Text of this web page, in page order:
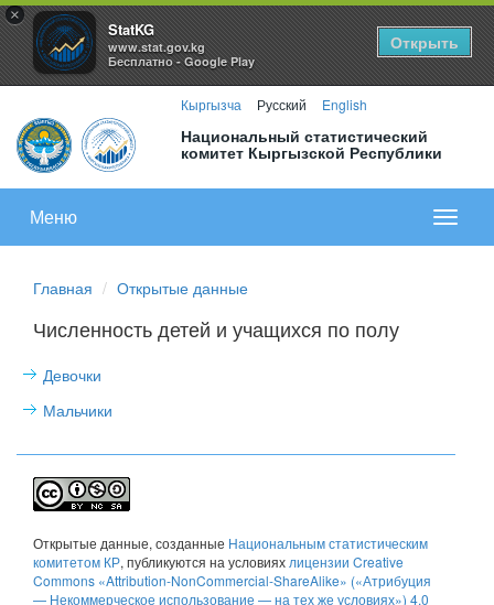
×
StatKG
www.stat.gov.kg
Бесплатно - Google Play
Открыть
Кыргызча Русский English
Национальный статистический
комитет Кыргызской Республики
меню
Меню
Главная Открытые данные
Численность детей и учащихся по полу
Девочки
Мальчики
Открытые данные, созданные Национальным статистическим
комитетом КР, публикуются на условиях лицензии Creative
Commons «Attribution-NonCommercial-ShareAlike» («Атрибуция
— Некоммерческое использование — на тех же условиях») 4.0